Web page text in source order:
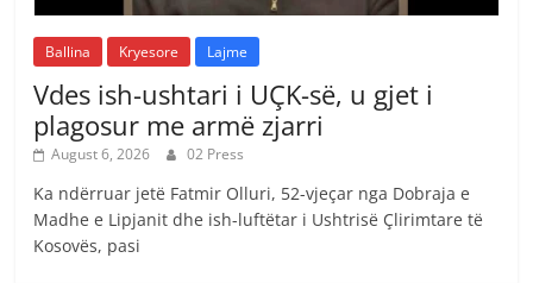
Ballina Kryesore Lajme
Vdes ish-ushtari i UÇK-së, u gjet i
plagosur me armë zjarri
August 6, 2026 02 Press
Ka ndërruar jetë Fatmir Olluri, 52-vjeçar nga Dobraja e
Madhe e Lipjanit dhe ish-luftëtar i Ushtrisë Çlirimtare të
Kosovës, pasi